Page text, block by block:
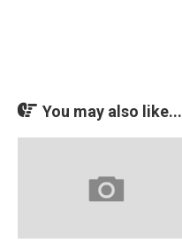
You may also like...